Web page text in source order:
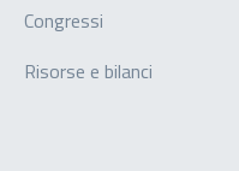
Congressi
Risorse e bilanci